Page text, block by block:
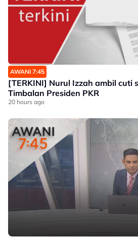
AWANI 7:45
[TERKINI] Nurul Izzah ambil cuti
Timbalan Presiden PKR
20 hours ago